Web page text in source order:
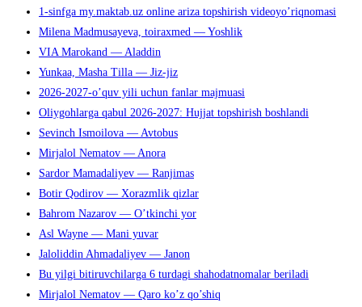
1-sinfga my.maktab.uz online ariza topshirish videoyo’riqnomasi
Milena Madmusayeva, toiraxmed — Yoshlik
VIA Marokand — Aladdin
Yunkaa, Masha Tilla — Jiz-jiz
2026-2027-o’quv yili uchun fanlar majmuasi
Oliygohlarga qabul 2026-2027: Hujjat topshirish boshlandi
Sevinch Ismoilova — Avtobus
Mirjalol Nematov — Anora
Sardor Mamadaliyev — Ranjimas
Botir Qodirov — Xorazmlik qizlar
Bahrom Nazarov — O’tkinchi yor
Asl Wayne — Mani yuvar
Jaloliddin Ahmadaliyev — Janon
Bu yilgi bitiruvchilarga 6 turdagi shahodatnomalar beriladi
Mirjalol Nematov — Qaro ko’z qo’shiq